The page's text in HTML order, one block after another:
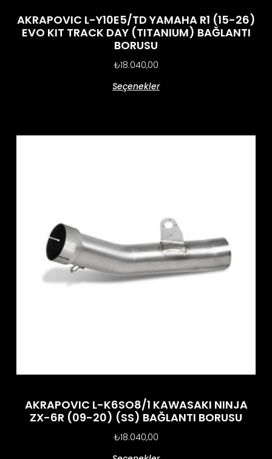
AKRAPOVIC L-Y10E5/TD YAMAHA R1 (15-26)
EVO KIT TRACK DAY (TITANIUM) BAĞLANTI
BORUSU
₺18.040,00
Seçenekler
AKRAPOVIC L-K6SO8/1 KAWASAKI NINJA
ZX-6R (09-20) (SS) BAĞLANTI BORUSU
₺18.040,00